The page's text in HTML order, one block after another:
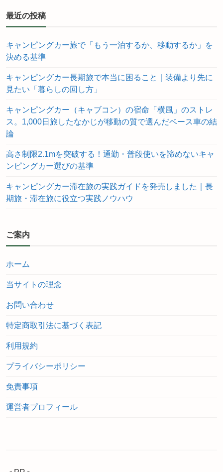
最近の投稿
キャンピングカー旅で「もう一泊するか、移動するか」を
決める基準
キャンピングカー長期旅で本当に困ること｜装備より先に
見たい「暮らしの回し方」
キャンピングカー（キャブコン）の宿命「横風」のストレ
ス。1,000日旅したなかじが移動の質で選んだベース車の結
論
高さ制限2.1mを突破する！通勤・普段使いを諦めないキャ
ンピングカー選びの基準
キャンピングカー滞在旅の実践ガイドを発売しました｜長
期旅・滞在旅に役立つ実践ノウハウ
ご案内
ホーム
当サイトの理念
お問い合わせ
特定商取引法に基づく表記
利用規約
プライバシーポリシー
免責事項
運営者プロフィール